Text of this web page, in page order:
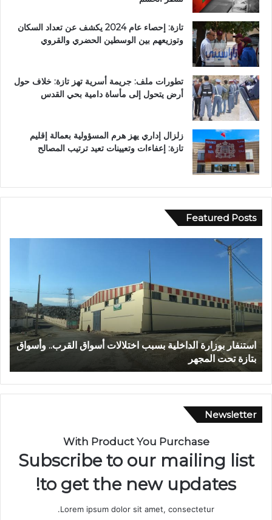
تازة: إحصاء عام 2024 يكشف عن تعداد السكان
وتوزيعهم بين الوسطين الحضري والقروي
تطورات ملف: جريمة أسرية تهز تازة: خلاف حول
أرض يتحول إلى مأساة دامية بحي القدس
زلزال إداري يهز هرم المسؤولية بعمالة إقليم
تازة: إعفاءات وتعيينات تعيد ترتيب المصالح
Featured Posts
القرب.. وأسواق
ل
ل
ه
ا
ل
ش
ا
و
ي
.
س
ر
ة
ص
عبد الله الشاوي.. مسيرة نصف قرن في خدمة
تتوج بوسام الاستحقاق الوطني
Newsletter
With Product You Purchase
Subscribe to our mailing list
to get the new updates!
Lorem ipsum dolor sit amet, consectetur.